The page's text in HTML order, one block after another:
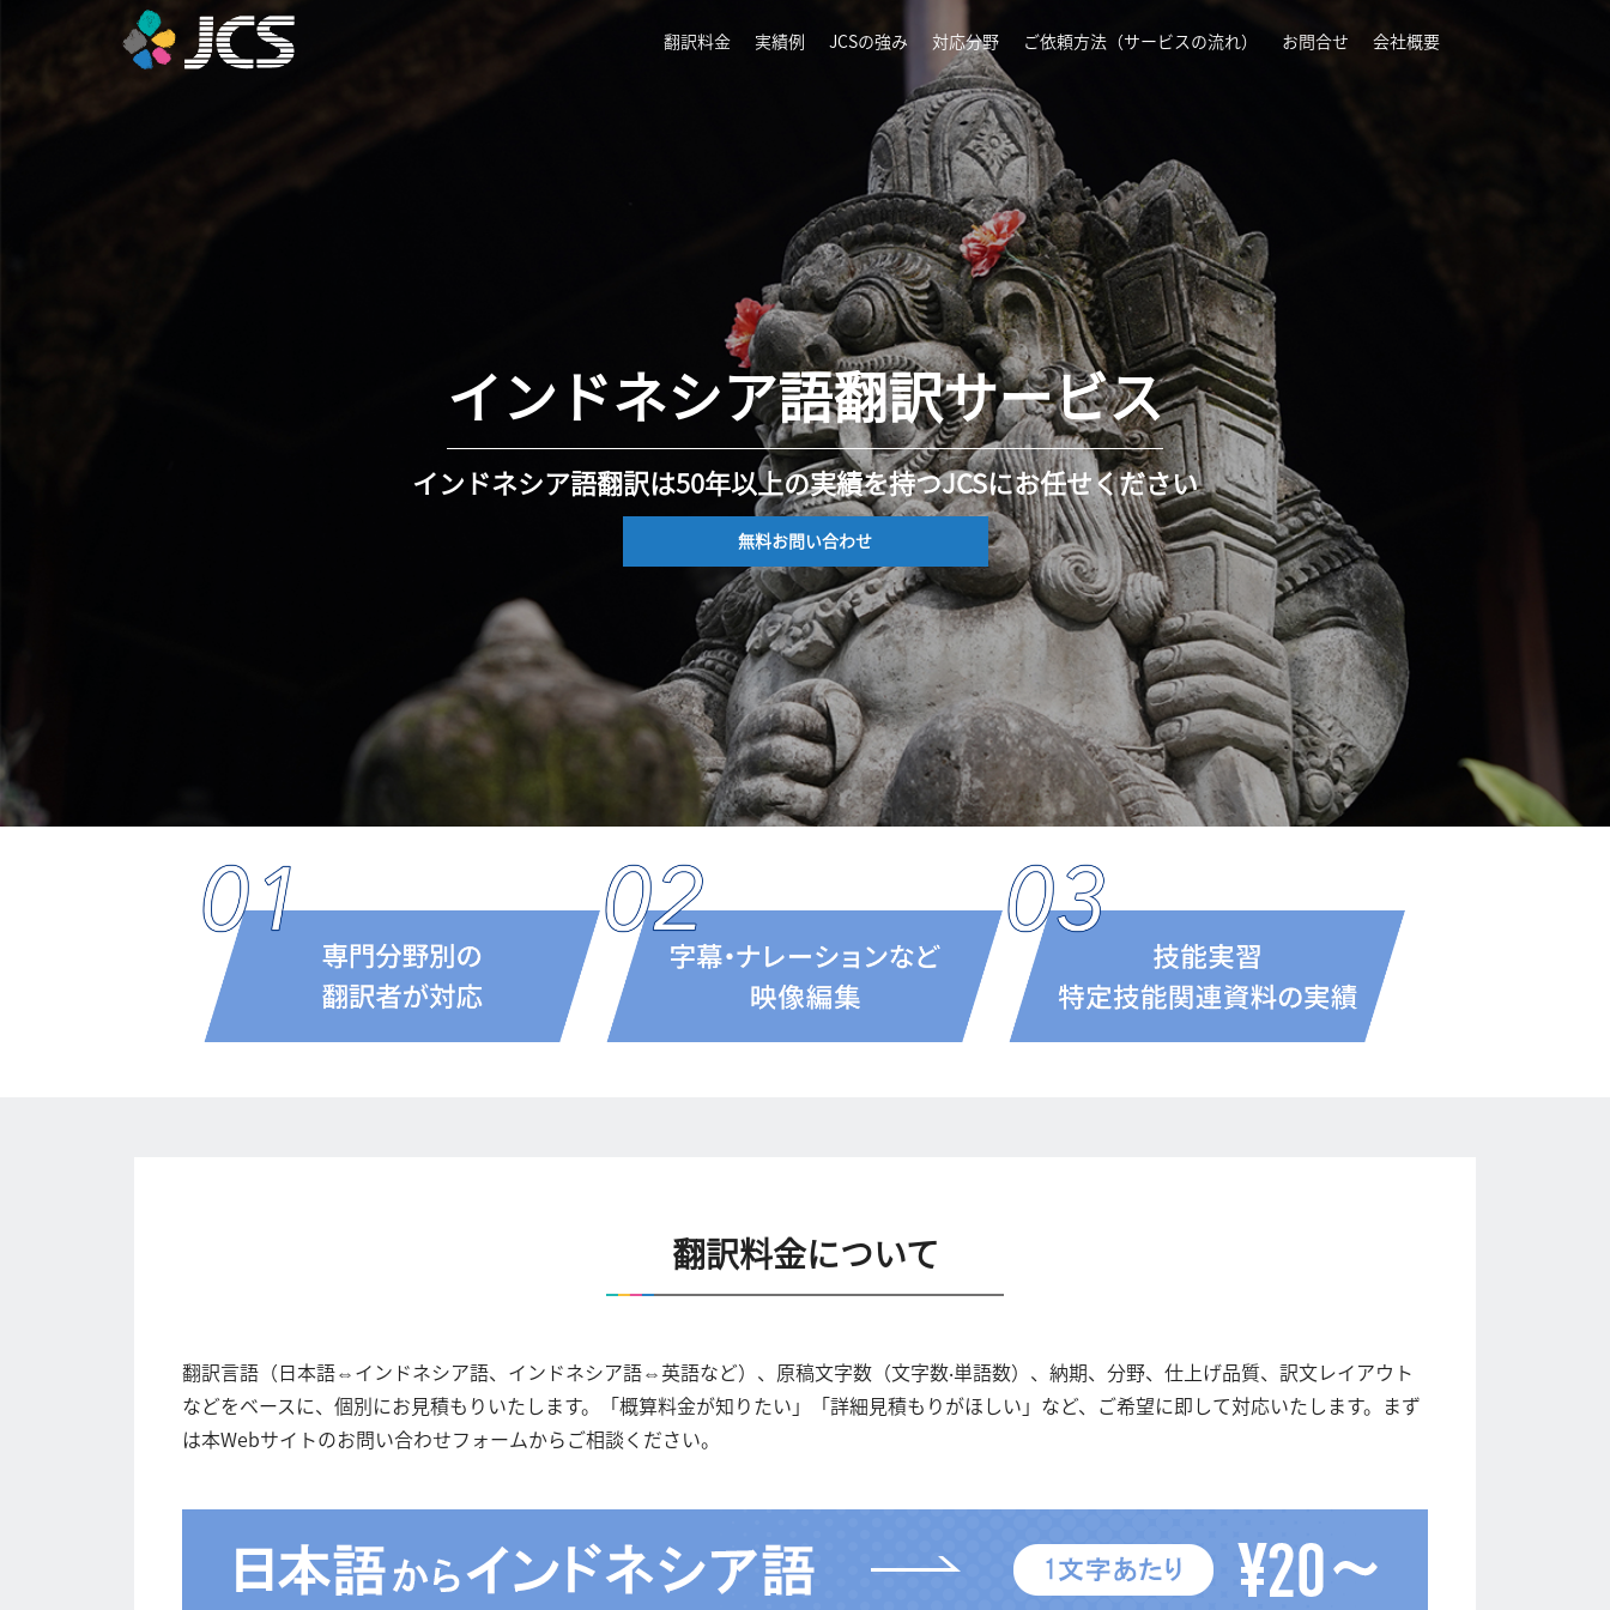
翻訳料金 実績例 JCSの強み 対応分野 ご依頼方法（サービスの流れ） お問合せ 会社概要
インドネシア語翻訳サービス
インドネシア語翻訳は50年以上の実績を持つJCSにお任せください
無料お問い合わせ
翻訳料金について
翻訳言語（日本語⇔インドネシア語、インドネシア語⇔英語など）、原稿文字数（文字数‧単語数）、納期、分野、仕上げ品質、訳文レイアウト
などをベースに、個別にお見積もりいたします。「概算料金が知りたい」「詳細見積もりがほしい」など、ご希望に即して対応いたします。まず
は本Webサイトのお問い合わせフォームからご相談ください。